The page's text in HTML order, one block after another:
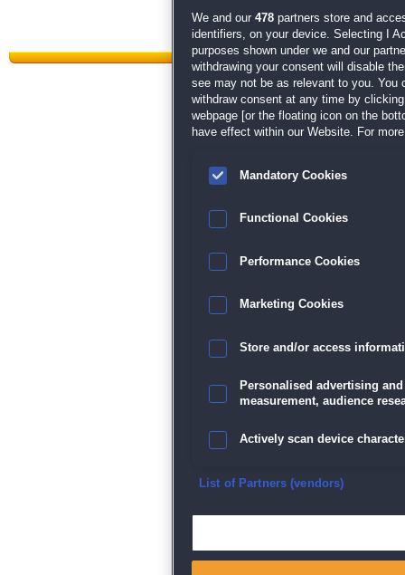
Datenschutz| AGB|Impressum
We and our 478 partners store and
identifiers, on your device. Selecting I
purposes shown under we and our
withdrawing your consent will disable
see may not be as relevant to you. You
withdraw consent at any time by
webpage [or the floating icon on the
have effect within our Website. For
Mandatory Cookies
Functional Cookies
Performance Cookies
Marketing Cookies
Store and/or access
Personalised advertising
measurement, audience
Actively scan device
Ensure security, prevent
List of Partners (vendors)